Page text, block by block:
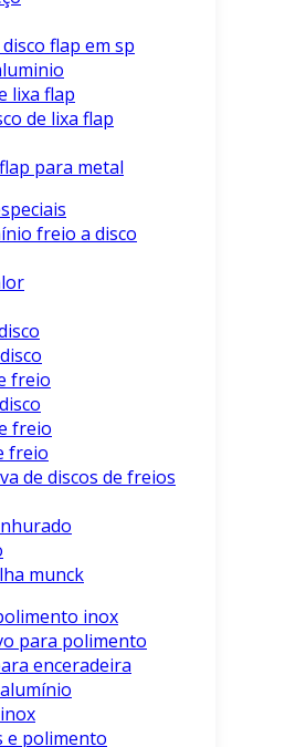
flap em sp
lixa flap
de lixa flap
para metal
freio a disco
freio
freio
freio
de discos de freios
munck
inox
para polimento
enceradeira
e polimento